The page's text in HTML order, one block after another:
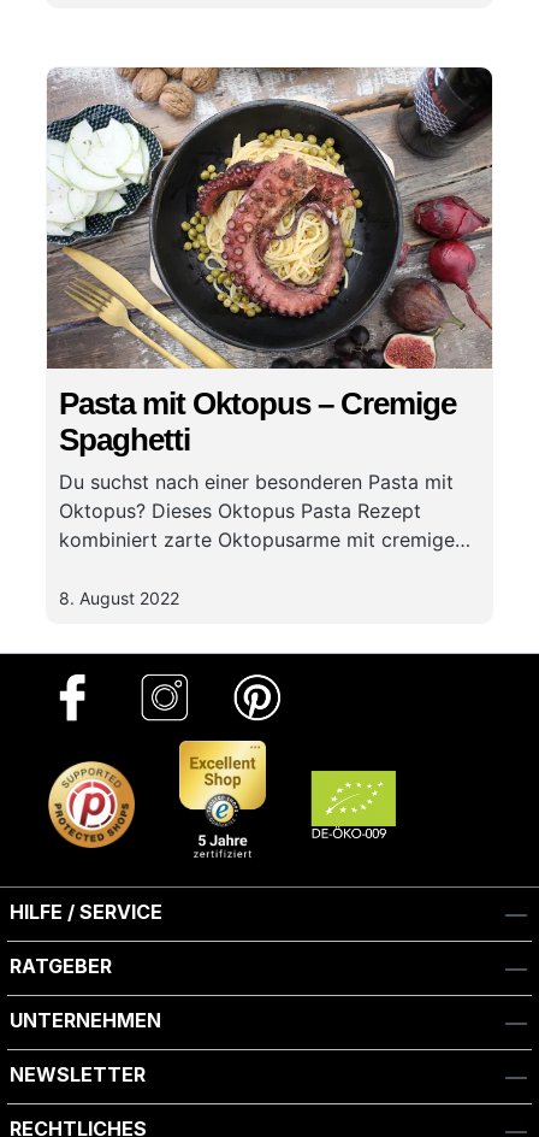
Pasta mit Oktopus – Cremige
Spaghetti
Du suchst nach einer besonderen Pasta mit
Oktopus? Dieses Oktopus Pasta Rezept
kombiniert zarte Oktopusarme mit cremigen
– perfekt für ein mediterranes Highlight
8. August 2022
HILFE / SERVICE
RATGEBER
UNTERNEHMEN
NEWSLETTER
RECHTLICHES